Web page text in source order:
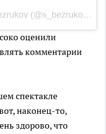
Фото опубликовано s_bezrukov (@s_bezrukov)
оценили
комментарии
спектакле
наконец-то,
здорово, что